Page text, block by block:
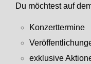
Du möchtest auf
Konzerttermine
exklusive